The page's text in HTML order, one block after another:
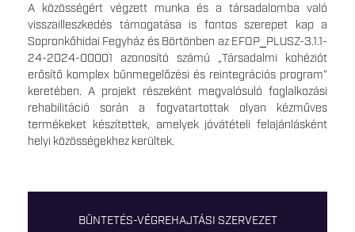
A közösségért végzett munka és a társadalomba való
visszailleszkedés támogatása is fontos szerepet kap a
Sopronkőhidai Fegyház és Börtönben az EFOP_PLUSZ-3.1.1-
24-2024-00001 azonosító számú „Társadalmi kohéziót
erősítő komplex bűnmegelőzési és reintegrációs program”
keretében. A projekt részeként megvalósuló foglalkozási
rehabilitáció során a fogvatartottak olyan kézműves
termékeket készítettek, amelyek jóvátételi felajánlásként
helyi közösségekhez kerültek.
BÜNTETÉS-VÉGREHAJTÁSI SZERVEZET